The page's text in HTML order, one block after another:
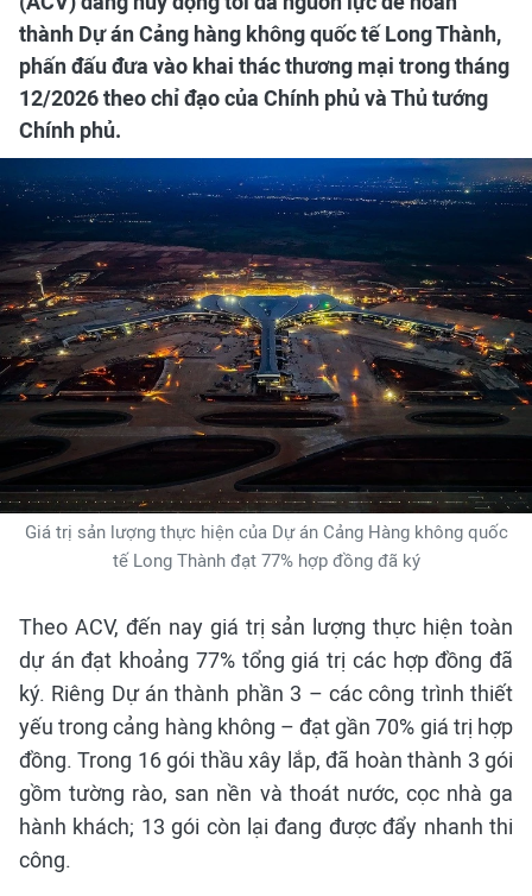
thành Dự án Cảng hàng không quốc tế Long Thành,
phấn đấu đưa vào khai thác thương mại trong tháng
12/2026 theo chỉ đạo của Chính phủ và Thủ tướng
Chính phủ.
Giá trị sản lượng thực hiện của Dự án Cảng Hàng không quốc
tế Long Thành đạt 77% hợp đồng đã ký
Theo ACV, đến nay giá trị sản lượng thực hiện toàn
dự án đạt khoảng 77% tổng giá trị các hợp đồng đã
ký. Riêng Dự án thành phần 3 – các công trình thiết
yếu trong cảng hàng không – đạt gần 70% giá trị hợp
đồng. Trong 16 gói thầu xây lắp, đã hoàn thành 3 gói
gồm tường rào, san nền và thoát nước, cọc nhà ga
hành khách; 13 gói còn lại đang được đẩy nhanh thi
công.